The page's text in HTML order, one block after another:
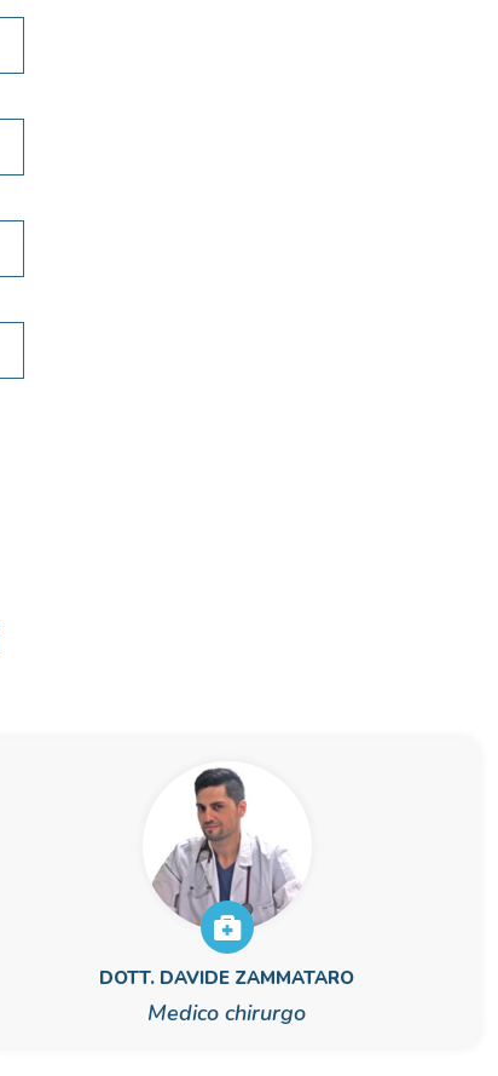
DOTT. DAVIDE ZAMMATARO
Medico chirurgo